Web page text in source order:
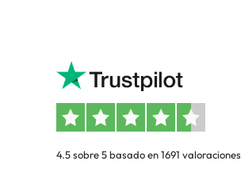
4.5 sobre 5 basado en 1691 valoraciones